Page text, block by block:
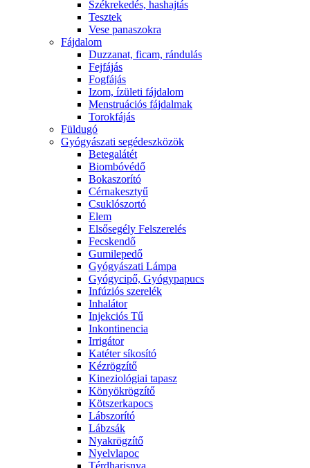
Székrekedés, hashajtás
Tesztek
Vese panaszokra
Fájdalom
Duzzanat, ficam, rándulás
Fejfájás
Fogfájás
Izom, ízületi fájdalom
Menstruációs fájdalmak
Torokfájás
Füldugó
Gyógyászati segédeszközök
Betegalátét
Biombóvédő
Bokaszorító
Cérnakesztyű
Csuklószortó
Elem
Elsősegély Felszerelés
Fecskendő
Gumilepedő
Gyógyászati Lámpa
Gyógycipő, Gyógypapucs
Infúziós szerelék
Inhalátor
Injekciós Tű
Inkontinencia
Irrigátor
Katéter síkosító
Kézrögzítő
Kineziológiai tapasz
Könyökrögzítő
Kötszerkapocs
Lábszorító
Lábzsák
Nyakrögzítő
Nyelvlapoc
Térdharisnya